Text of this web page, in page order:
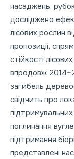
насаджень,
досліджено
лісових рослин
пропозиції,
стійкості
впродовж
загибель
свідчить про
поглинання
підтримання
представлені